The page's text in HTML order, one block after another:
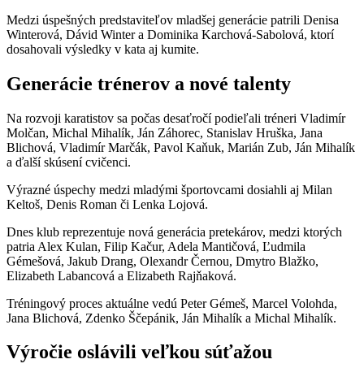
Medzi úspešných predstaviteľov mladšej generácie patrili Denisa
Winterová, Dávid Winter a Dominika Karchová-Sabolová, ktorí
dosahovali výsledky v kata aj kumite.
Generácie trénerov a nové talenty
Na rozvoji karatistov sa počas desaťročí podieľali tréneri Vladimír
Molčan, Michal Mihalík, Ján Záhorec, Stanislav Hruška, Jana
Blichová, Vladimír Marčák, Pavol Kaňuk, Marián Zub, Ján Mihalík
a ďalší skúsení cvičenci.
Výrazné úspechy medzi mladými športovcami dosiahli aj Milan
Keltoš, Denis Roman či Lenka Lojová.
Dnes klub reprezentuje nová generácia pretekárov, medzi ktorých
patria Alex Kulan, Filip Kačur, Adela Mantičová, Ľudmila
Gémešová, Jakub Drang, Olexandr Černou, Dmytro Blažko,
Elizabeth Labancová a Elizabeth Rajňaková.
Tréningový proces aktuálne vedú Peter Gémeš, Marcel Volohda,
Jana Blichová, Zdenko Ščepánik, Ján Mihalík a Michal Mihalík.
Výročie oslávili veľkou súťažou